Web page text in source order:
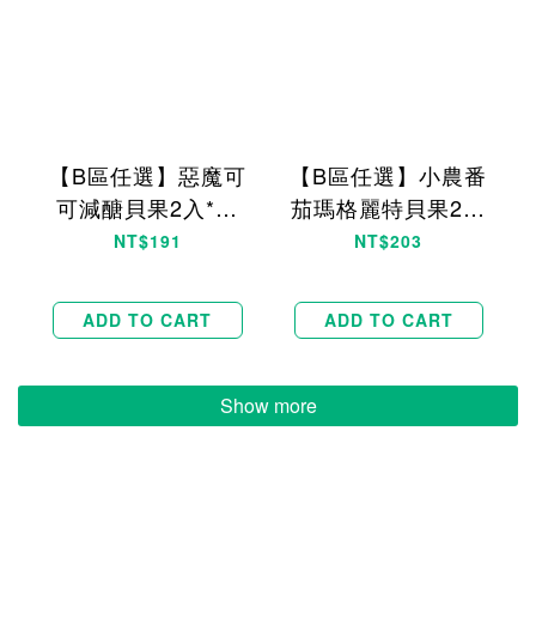
【B區任選】惡魔可
可減醣貝果2入*直
播限定
NT$191
ADD TO CART
【B區任選】小農番
茄瑪格麗特貝果2入
*直播限定
NT$203
ADD TO CART
Show more